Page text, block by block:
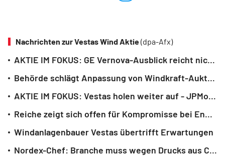
Nachrichten zur Vestas Wind Aktie(dpa-Afx)
AKTIE IM FOKUS: GE Vernova-Ausblick reicht nicht - Siemens Energy, Nordex fallen
Behörde schlägt Anpassung von Windkraft-Auktionsflächen in der Nordsee vor
AKTIE IM FOKUS: Vestas holen weiter auf - JPMorgan-Stimme beflügelt
Reiche zeigt sich offen für Kompromisse bei Energiewende
Windanlagenbauer Vestas übertrifft Erwartungen
Nordex-Chef: Branche muss wegen Drucks aus China wachsen